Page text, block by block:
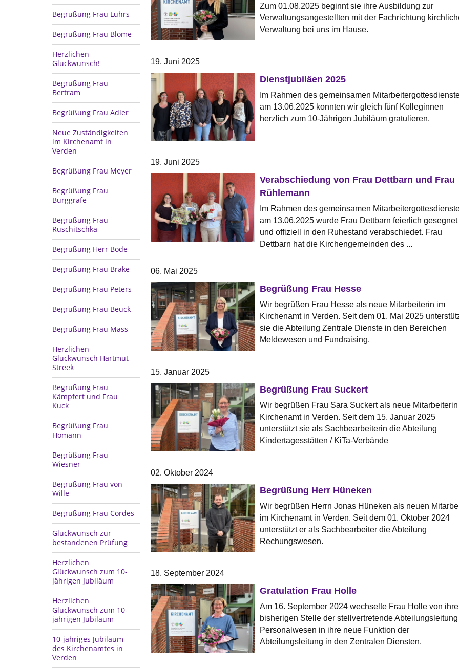
Begrüßung Frau Lührs
Begrüßung Frau Blome
Herzlichen
Glückwunsch!
Begrüßung Frau
Bertram
Begrüßung Frau Adler
Neue Zuständigkeiten
im Kirchenamt in
Verden
Begrüßung Frau Meyer
Begrüßung Frau
Burggräfe
Begrüßung Frau
Ruschitschka
Begrüßung Herr Bode
Begrüßung Frau Brake
Begrüßung Frau Peters
Begrüßung Frau Beuck
Begrüßung Frau Mass
Herzlichen
Glückwunsch Hartmut
Streek
Begrüßung Frau
Kämpfert und Frau
Kuck
Begrüßung Frau
Homann
Begrüßung Frau
Wiesner
Begrüßung Frau von
Wille
Begrüßung Frau Cordes
Glückwunsch zur
bestandenen Prüfung
Herzlichen
Glückwunsch zum 10-
jährigen Jubiläum
Herzlichen
Glückwunsch zum 10-
jährigen Jubiläum
10-jähriges Jubiläum
des Kirchenamtes in
Verden
Zum 01.08.2025 beginnt sie ihre Ausbildung zur
Verwaltungsangestellten mit der Fachrichtung
Verwaltung bei uns im Hause.
19. Juni 2025
Dienstjubiläen 2025
Im Rahmen des gemeinsamen
am 13.06.2025 konnten wir gleich fünf Kolleginnen
herzlich zum 10-Jährigen Jubiläum gratulieren.
19. Juni 2025
Verabschiedung von Frau Dettbarn und Frau
Rühlemann
Im Rahmen des gemeinsamen
am 13.06.2025 wurde Frau Dettbarn feierlich gesegnet
und offiziell in den Ruhestand verabschiedet. Frau
Dettbarn hat die Kirchengemeinden des ...
06. Mai 2025
Begrüßung Frau Hesse
Wir begrüßen Frau Hesse als neue Mitarbeiterin im
Kirchenamt in Verden. Seit dem 01. Mai 2025
sie die Abteilung Zentrale Dienste in den Bereichen
Meldewesen und Fundraising.
15. Januar 2025
Begrüßung Frau Suckert
Wir begrüßen Frau Sara Suckert als neue
Kirchenamt in Verden. Seit dem 15. Januar 2025
unterstützt sie als Sachbearbeiterin die Abteilung
Kindertagesstätten / KiTa-Verbände
02. Oktober 2024
Begrüßung Herr Hüneken
Wir begrüßen Herrn Jonas Hüneken als neuen
im Kirchenamt in Verden. Seit dem 01. Oktober 2024
unterstützt er als Sachbearbeiter die Abteilung
Rechungswesen.
18. September 2024
Gratulation Frau Holle
Am 16. September 2024 wechselte Frau Holle von
bisherigen Stelle der stellvertretende
Personalwesen in ihre neue Funktion der
Abteilungsleitung in den Zentralen Diensten.